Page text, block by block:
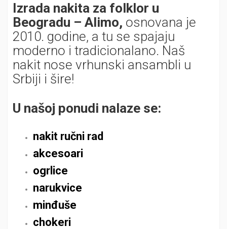
Izrada nakita za folklor u
Beogradu – Alimo, osnovana je
2010. godine, a tu se spajaju
moderno i tradicionalano. Naš
nakit nose vrhunski ansambli u
Srbiji i šire!
U našoj ponudi nalaze se:
nakit ručni rad
akcesoari
ogrlice
narukvice
minđuše
chokeri